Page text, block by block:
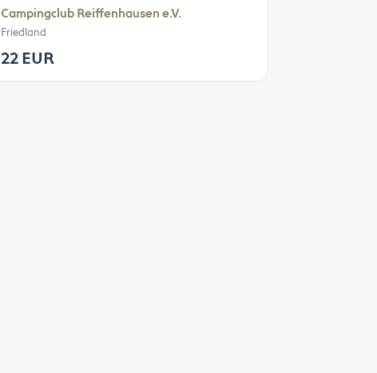
Campingclub Reiffenhausen e.V.
Friedland
22 EUR